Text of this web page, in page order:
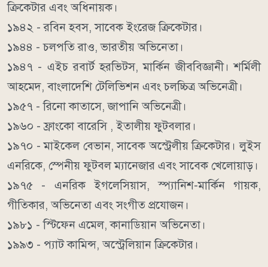
ক্রিকেটার এবং অধিনায়ক।
১৯৪২ - রবিন হবস, সাবেক ইংরেজ ক্রিকেটার।
১৯৪৪ - চলপতি রাও, ভারতীয় অভিনেতা।
১৯৪৭ - এইচ রবার্ট হরভিটস, মার্কিন জীববিজ্ঞানী। শর্মিলী
আহমেদ, বাংলাদেশি টেলিভিশন এবং চলচ্চিত্র অভিনেত্রী।
১৯৫৭ - রিনো কাতাসে, জাপানি অভিনেত্রী।
১৯৬০ - ফ্রাংকো বারেসি , ইতালীয় ফুটবলার।
১৯৭০ - মাইকেল বেভান, সাবেক অস্ট্রেলীয় ক্রিকেটার। লুইস
এনরিকে, স্পেনীয় ফুটবল ম্যানেজার এবং সাবেক খেলোয়াড়।
১৯৭৫ - এনরিক ইগলেসিয়াস, স্প্যানিশ-মার্কিন গায়ক,
গীতিকার, অভিনেতা এবং সংগীত প্রযোজন।
১৯৮১ - স্টিফেন এমেল, কানাডিয়ান অভিনেতা।
১৯৯৩ - প্যাট কামিন্স, অস্ট্রেলিয়ান ক্রিকেটার।